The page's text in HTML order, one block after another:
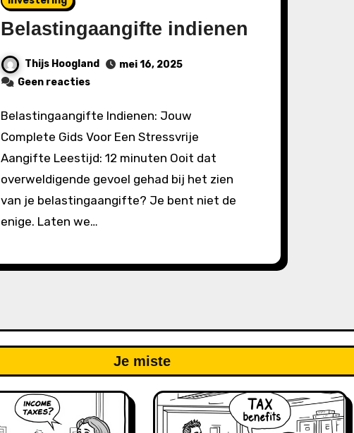
Belastingaangifte indienen
Thijs Hoogland
mei 16, 2025
Geen reacties
Belastingaangifte Indienen: Jouw
Complete Gids Voor Een Stressvrije
Aangifte Leestijd: 12 minuten Ooit dat
overweldigende gevoel gehad bij het zien
van je belastingaangifte? Je bent niet de
enige. Laten we…
Je miste